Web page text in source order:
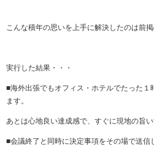
こんな積年の思いを上手に解決したのは前
実行した結果・・・
■海外出張でもオフィス・ホテルでたった１
ます。
あとは心地良い達成感で、すぐに現地の旨い
■会議終了と同時に決定事項をその場で送信